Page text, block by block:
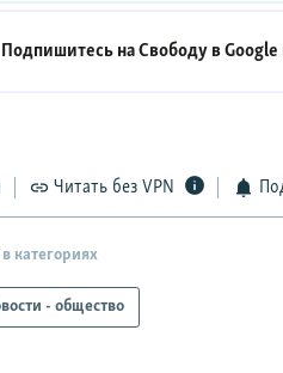
Подпишитесь на Свободу вGoogle
Читать без VPN
категориях
- общество